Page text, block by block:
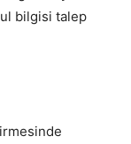
bilgisi talep